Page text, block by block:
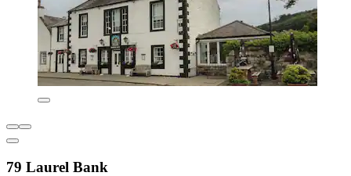
79 Laurel Bank